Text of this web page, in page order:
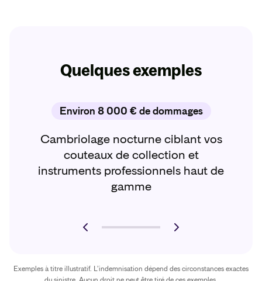
Quelques exemples
Environ 8 000 € de dommages
Cambriolage nocturne ciblant vos
couteaux de collection et
instruments professionnels haut de
gamme
Exemples à titre illustratif. L’indemnisation dépend des circonstances exactes